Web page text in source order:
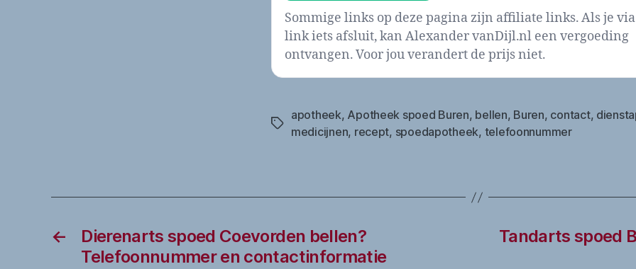
Sommige links op deze pagina zijn affiliate links. Als je via
link iets afsluit, kan Alexander vanDijl.nl een vergoeding
ontvangen. Voor jou verandert de prijs niet.
Tags
apotheek, Apotheek spoed Buren, bellen, Buren, contact,
medicijnen, recept, spoedapotheek, telefoonnummer
←
Dierenarts spoed Coevorden bellen?
Telefoonnummer en contactinformatie
Tandarts spoed